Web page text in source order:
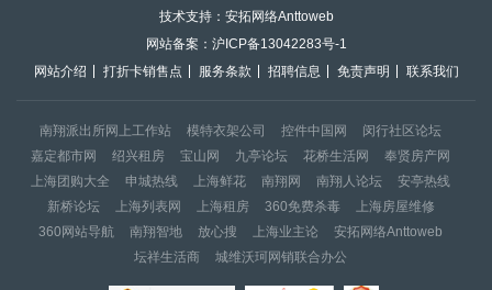
技术支持：安拓网络Anttoweb
网站备案： 沪ICP备13042283号-1
网站介绍
打折卡销售点 服务条款 招聘信息 免责声明 联系我们
南翔派出所网上工作站 模特衣架公司 控件中国网
闵行社区论坛
嘉定都市网
绍兴租房 宝山网 九亭论坛 花桥生活网
奉贤房产网
上海团购大全
申城热线 上海鲜花 南翔网 南翔人论坛
安亭热线
新桥论坛
上海列表网 上海租房 360免费杀毒
上海房屋维修
360网站导航
南翔智地 放心搜 上海业主论
安拓网络Anttoweb
坛祥生活商
城维沃珂网销联合办公